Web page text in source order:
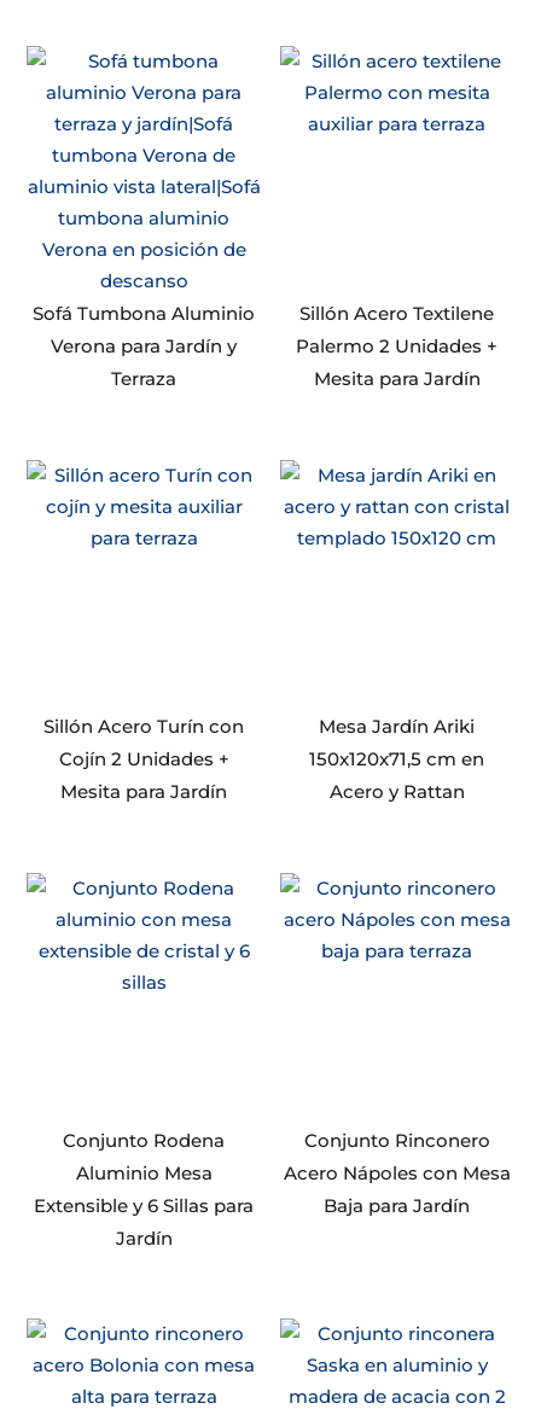
Sofá Tumbona Aluminio
Verona para Jardín y
Terraza
Sillón Acero Textilene
Palermo 2 Unidades +
Mesita para Jardín
Sillón Acero Turín con
Cojín 2 Unidades +
Mesita para Jardín
Mesa Jardín Ariki
150x120x71,5 cm en
Acero y Rattan
Conjunto Rodena
Aluminio Mesa
Extensible y 6 Sillas para
Jardín
Conjunto Rinconero
Acero Nápoles con Mesa
Baja para Jardín